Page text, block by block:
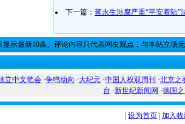
下一篇： 蒋永生涉腐严重“平安着陆”
显示最新10条。评论内容只代表网友观点，与本站立场
立中文笔会 ·争鸣动向 ·大纪元 ·中国人权双周刊 ·北京之
台 ·新世纪新闻网 ·德国
设为首页 加入